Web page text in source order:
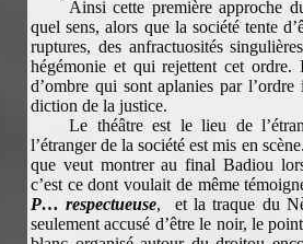
Ainsi cette première approche
quel sens, alors que la société tente
ruptures, des anfractuosités
hégémonie et qui rejettent cet
d’ombre qui sont aplanies par
diction de la justice.
Le théâtre est le lieu de
l’étranger de la société est mis en
que veut montrer au final Badiou
c’est ce dont voulait de même
P… respectueuse, et la traque du
seulement accusé d’être le noir, le